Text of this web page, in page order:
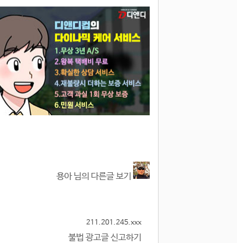
용아 님의 다른글 보기
211.201.245.xxx
불법 광고글 신고하기